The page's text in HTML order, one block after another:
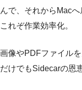
んで、それからMac
これぞ作業効率化。
画像やPDFファイル
だけでもSidecarの恩